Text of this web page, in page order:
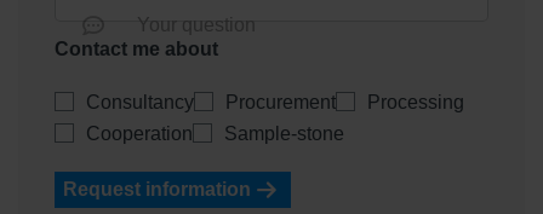
Your question
Contact me about
Consultancy Procurement
Processing
Cooperation
Sample-stone
Request information